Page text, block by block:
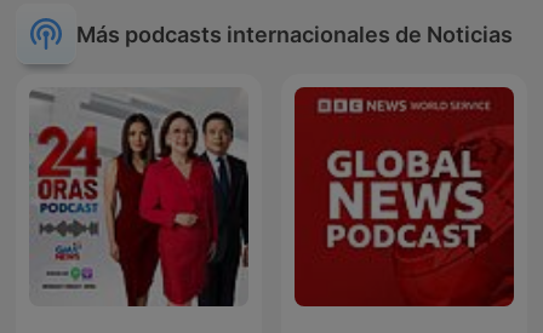
Más podcasts internacionales de Noticias